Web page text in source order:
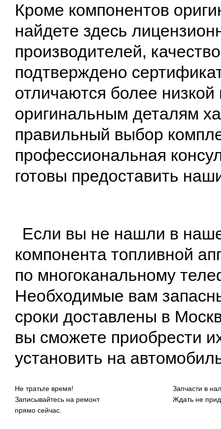
Кроме компонентов
найдете здесь
производителей,
подтверждено
отличаются более
оригинальным деталям
правильный выбор
профессиональная
готовы предоставить
Если вы не нашли в
компонента топливной
по многоканальному
Необходимые вам
сроки доставлены в
вы сможете приобрести
установить на
Не тратьте время!
Записывайтесь на ремонт
прямо сейчас.
Запчасти в
Ждать не